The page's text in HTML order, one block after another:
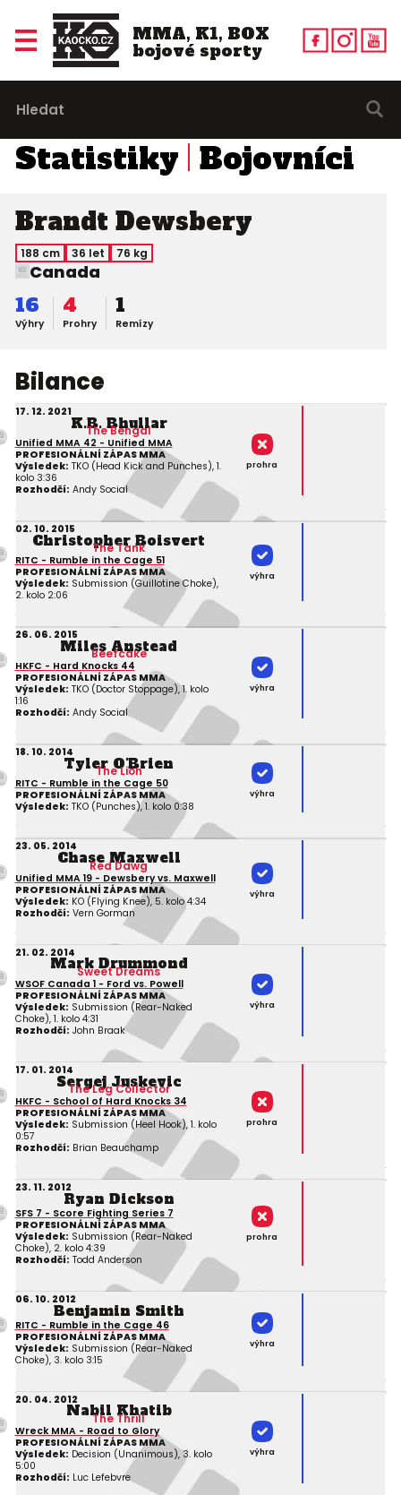
MMA, K1, BOX
bojové sporty
Statistiky Bojovníci
Brandt Dewsbery
188 cm 36 let 76 kg
Canada
Výhry
16
Prohry
4
Remízy
1
Bilance
17. 12. 2021
K.B. Bhullar
The Bengal
Unified MMA 42 - Unified MMA
PROFESIONÁLNÍ ZÁPAS MMA
Výsledek: TKO (Head Kick and Punches), 1.
kolo 3:36
Rozhodčí: Andy Social
prohra
02. 10. 2015
Christopher Boisvert
The Tank
RITC - Rumble in the Cage 51
PROFESIONÁLNÍ ZÁPAS MMA
Výsledek: Submission (Guillotine Choke),
2. kolo 2:06
výhra
26. 06. 2015
Miles Anstead
Beefcake
HKFC - Hard Knocks 44
PROFESIONÁLNÍ ZÁPAS MMA
Výsledek: TKO (Doctor Stoppage), 1. kolo
1:16
Rozhodčí: Andy Social
výhra
18. 10. 2014
Tyler O'Brien
The Lion
RITC - Rumble in the Cage 50
PROFESIONÁLNÍ ZÁPAS MMA
Výsledek: TKO (Punches), 1. kolo 0:38
výhra
23. 05. 2014
Chase Maxwell
Red Dawg
Unified MMA 19 - Dewsbery vs. Maxwell
PROFESIONÁLNÍ ZÁPAS MMA
Výsledek: KO (Flying Knee), 5. kolo 4:34
Rozhodčí: Vern Gorman
výhra
21. 02. 2014
Mark Drummond
Sweet Dreams
WSOF Canada 1 - Ford vs. Powell
PROFESIONÁLNÍ ZÁPAS MMA
Výsledek: Submission (Rear-Naked
Choke), 1. kolo 4:31
Rozhodčí: John Braak
výhra
17. 01. 2014
Sergej Juskevic
The Leg Collector
HKFC - School of Hard Knocks 34
PROFESIONÁLNÍ ZÁPAS MMA
Výsledek: Submission (Heel Hook), 1. kolo
0:57
Rozhodčí: Brian Beauchamp
prohra
23. 11. 2012
Ryan Dickson
SFS 7 - Score Fighting Series 7
PROFESIONÁLNÍ ZÁPAS MMA
Výsledek: Submission (Rear-Naked
Choke), 2. kolo 4:39
Rozhodčí: Todd Anderson
prohra
06. 10. 2012
Benjamin Smith
RITC - Rumble in the Cage 46
PROFESIONÁLNÍ ZÁPAS MMA
Výsledek: Submission (Rear-Naked
Choke), 3. kolo 3:15
výhra
20. 04. 2012
Nabil Khatib
The Thrill
Wreck MMA - Road to Glory
PROFESIONÁLNÍ ZÁPAS MMA
Výsledek: Decision (Unanimous), 3. kolo
5:00
Rozhodčí: Luc Lefebvre
výhra